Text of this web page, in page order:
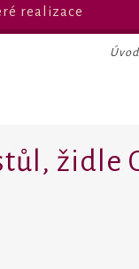
realizace
Úvod
židle